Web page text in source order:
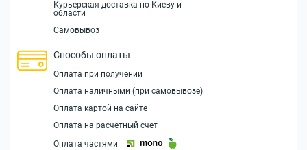
Курьерская доставка по Киеву и
области
Самовывоз
Способы оплаты
Оплата при получении
Оплата наличными (при самовывозе)
Оплата картой на сайте
Оплата на расчетный счет
Оплата частями